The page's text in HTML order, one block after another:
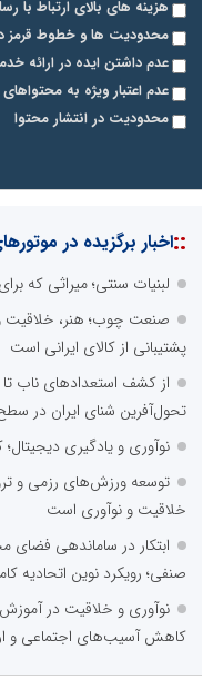
هزینه های بالای ارتباط با
محدودیت ها و خطوط قرمز
عدم داشتن ایده در ارائه
عدم اعتبار ویژه به
محدودیت در انتشار محتوا
::اخبار برگزیده در
لبنیات سنتی؛ میراثی که
صنعت چوب؛ هنر، خلاقیت و
پشتیبانی از کالای ایرانی است
از کشف استعدادهای ناب تا
تحول‌آفرین شنای ایران در
نوآوری و یادگیری
توسعه ورزش‌های رزمی و
خلاقیت و نوآوری است
ابتکار در ساماندهی
صنفی؛ رویکرد نوین اتحادیه
نوآوری و خلاقیت در آموزش
کاهش آسیب‌های اجتماعی و